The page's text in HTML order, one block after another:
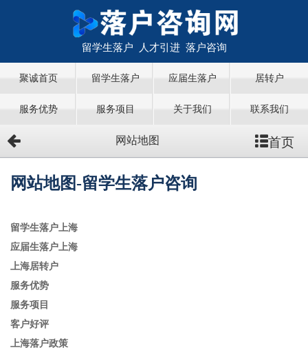
留学生落户 人才引进 落户咨询
聚诚首页 留学生落户 应届生落户 居转户
服务优势 服务项目 关于我们 联系我们
网站地图 首页
网站地图-留学生落户咨询
留学生落户上海
应届生落户上海
上海居转户
服务优势
服务项目
客户好评
上海落户政策